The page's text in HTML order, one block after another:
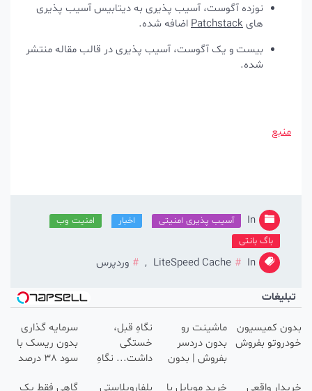
نوزده آگوست، آسیب پذیری به دیتابیس آسیب پذیری
Patchstackاضافه شده.
بیست و یک آگوست، آسیب پذیری در قالب مقاله منتشر
شده.
In آسیب پذیری امنیتی
امنیت وب
باگ بانتی
In
LiteSpeed Cache
, وردپرس
کمیسیون
بفروش
ماشینت رو
بدون دردسر
بفروش | بدون
نگاهِ قبل،
خستگی
داشت... نگاهِ
سرمایه گذاری
بدون ریسک با
سود 38 درصد
واقعی
خرید موبایل با
بلفاروپلاستی
گاهی فقط یک